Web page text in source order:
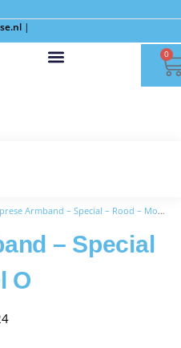
|
0
Armband – Special – Rood – Model O
– Special
O